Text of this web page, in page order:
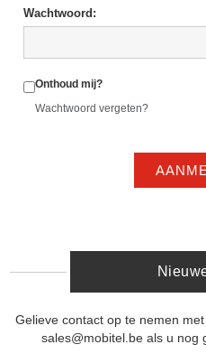
Wachtwoord:
Onthoud mij?
Wachtwoord vergeten?
Gelieve contact op te nemen
sales@mobitel.be als u nog